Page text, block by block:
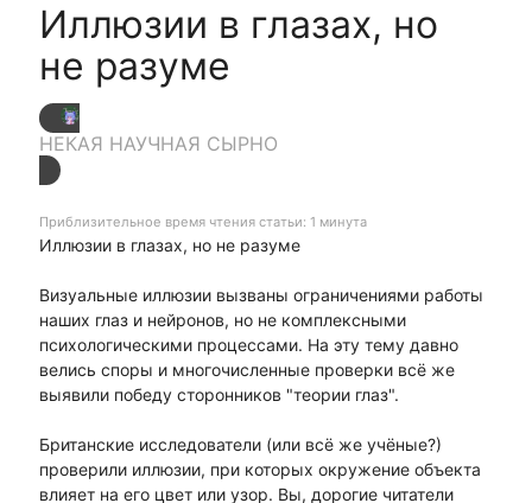
Иллюзии в глазах, но
не разуме
НЕКАЯ НАУЧНАЯ СЫРНО
Приблизительное время чтения статьи: 1 минута
Иллюзии в глазах, но не разуме
Визуальные иллюзии вызваны ограничениями работы
наших глаз и нейронов, но не комплексными
психологическими процессами. На эту тему давно
велись споры и многочисленные проверки всё же
выявили победу сторонников "теории глаз".
Британские исследователи (или всё же учёные?)
проверили иллюзии, при которых окружение объекта
влияет на его цвет или узор. Вы, дорогие читатели